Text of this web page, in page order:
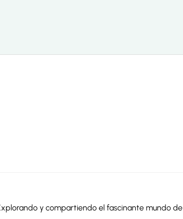
y compartiendo el fascinante mundo de